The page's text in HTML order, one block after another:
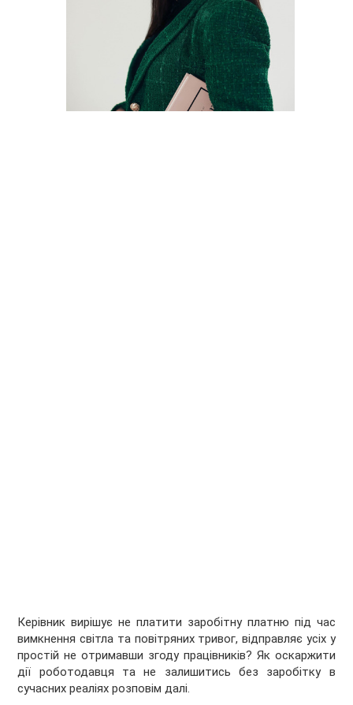
Керівник вирішує не платити заробітну платню під час
вимкнення світла та повітряних тривог, відправляє усіх у
простій не отримавши згоду працівників? Як оскаржити
дії роботодавця та не залишитись без заробітку в
сучасних реаліях розповім далі.